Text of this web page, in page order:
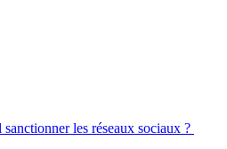
les réseaux sociaux ?